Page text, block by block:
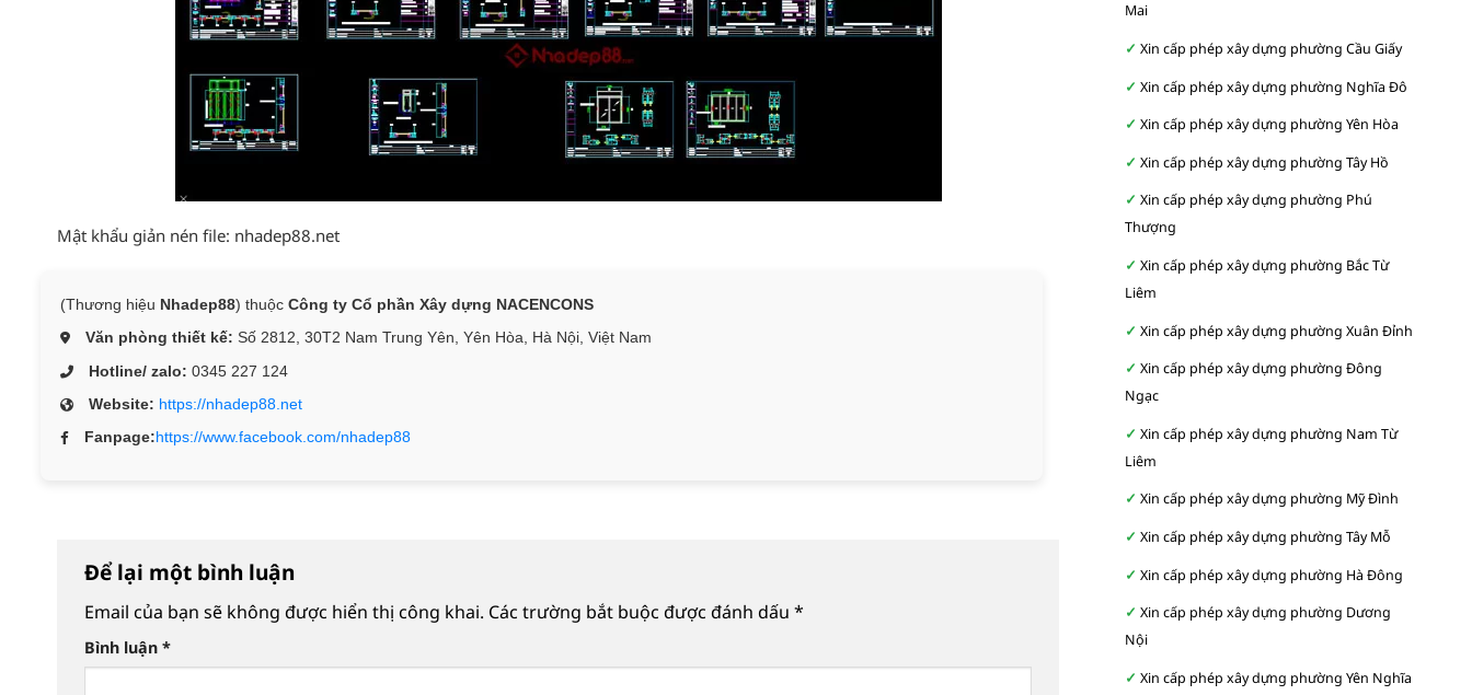
Mật khẩu giản nén file: nhadep88.net
(Thương hiệu Nhadep88) thuộcCông ty Cổ phần Xây dựng NACENCONS
Văn phòng thiết kế: Số 2812, 30T2 Nam Trung Yên, Yên Hòa, Hà Nội, Việt Nam
Hotline/ zalo: 0345 227 124
Website: https://nhadep88.net
Fanpage:https://www.facebook.com/nhadep88
Để lại một bình luận
Email của bạn sẽ không được hiển thị công khai. Các trường bắt buộc được đánh dấu *
Bình luận *
Mai
Xin cấp phép xây dựng phường Cầu Giấy
Xin cấp phép xây dựng phường Nghĩa Đô
Xin cấp phép xây dựng phường Yên Hòa
Xin cấp phép xây dựng phường Tây Hồ
Xin cấp phép xây dựng phường Phú
Thượng
Xin cấp phép xây dựng phường Bắc Từ
Liêm
Xin cấp phép xây dựng phường Xuân Đỉnh
Xin cấp phép xây dựng phường Đông
Ngạc
Xin cấp phép xây dựng phường Nam Từ
Liêm
Xin cấp phép xây dựng phường Mỹ Đình
Xin cấp phép xây dựng phường Tây Mỗ
Xin cấp phép xây dựng phường Hà Đông
Xin cấp phép xây dựng phường Dương
Nội
Xin cấp phép xây dựng phường Yên Nghĩa